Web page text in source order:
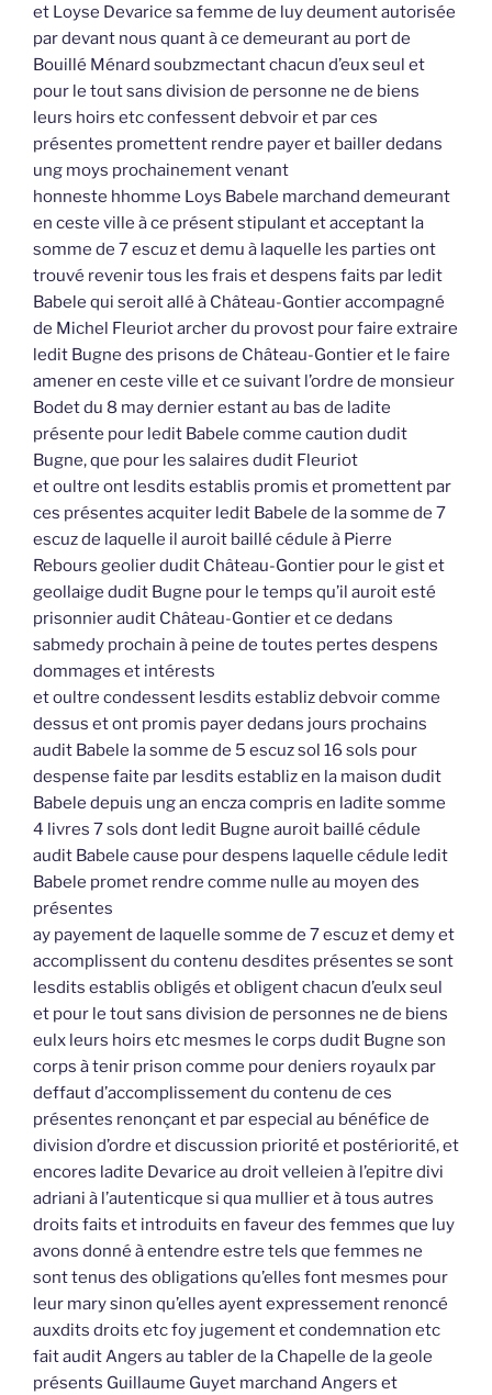
et Loyse Devarice sa femme de luy deument autorisée
par devant nous quant à ce demeurant au port de
Bouillé Ménard soubzmectant chacun d’eux seul et
pour le tout sans division de personne ne de biens
leurs hoirs etc confessent debvoir et par ces
présentes promettent rendre payer et bailler dedans
ung moys prochainement venant
honneste hhomme Loys Babele marchand demeurant
en ceste ville à ce présent stipulant et acceptant la
somme de 7 escuz et demu à laquelle les parties ont
trouvé revenir tous les frais et despens faits par ledit
Babele qui seroit allé à Château-Gontier accompagné
de Michel Fleuriot archer du provost pour faire extraire
ledit Bugne des prisons de Château-Gontier et le faire
amener en ceste ville et ce suivant l’ordre de monsieur
Bodet du 8 may dernier estant au bas de ladite
présente pour ledit Babele comme caution dudit
Bugne, que pour les salaires dudit Fleuriot
et oultre ont lesdits establis promis et promettent par
ces présentes acquiter ledit Babele de la somme de 7
escuz de laquelle il auroit baillé cédule à Pierre
Rebours geolier dudit Château-Gontier pour le gist et
geollaige dudit Bugne pour le temps qu’il auroit esté
prisonnier audit Château-Gontier et ce dedans
sabmedy prochain à peine de toutes pertes despens
dommages et intérests
et oultre condessent lesdits establiz debvoir comme
dessus et ont promis payer dedans jours prochains
audit Babele la somme de 5 escuz sol 16 sols pour
despense faite par lesdits establiz en la maison dudit
Babele depuis ung an encza compris en ladite somme
4 livres 7 sols dont ledit Bugne auroit baillé cédule
audit Babele cause pour despens laquelle cédule ledit
Babele promet rendre comme nulle au moyen des
présentes
ay payement de laquelle somme de 7 escuz et demy et
accomplissent du contenu desdites présentes se sont
lesdits establis obligés et obligent chacun d’eulx seul
et pour le tout sans division de personnes ne de biens
eulx leurs hoirs etc mesmes le corps dudit Bugne son
corps à tenir prison comme pour deniers royaulx par
deffaut d’accomplissement du contenu de ces
présentes renonçant et par especial au bénéfice de
division d’ordre et discussion priorité et postériorité, et
encores ladite Devarice au droit velleien à l’epitre divi
adriani à l’autenticque si qua mullier et à tous autres
droits faits et introduits en faveur des femmes que luy
avons donné à entendre estre tels que femmes ne
sont tenus des obligations qu’elles font mesmes pour
leur mary sinon qu’elles ayent expressement renoncé
auxdits droits etc foy jugement et condemnation etc
fait audit Angers au tabler de la Chapelle de la geole
présents Guillaume Guyet marchand Angers et